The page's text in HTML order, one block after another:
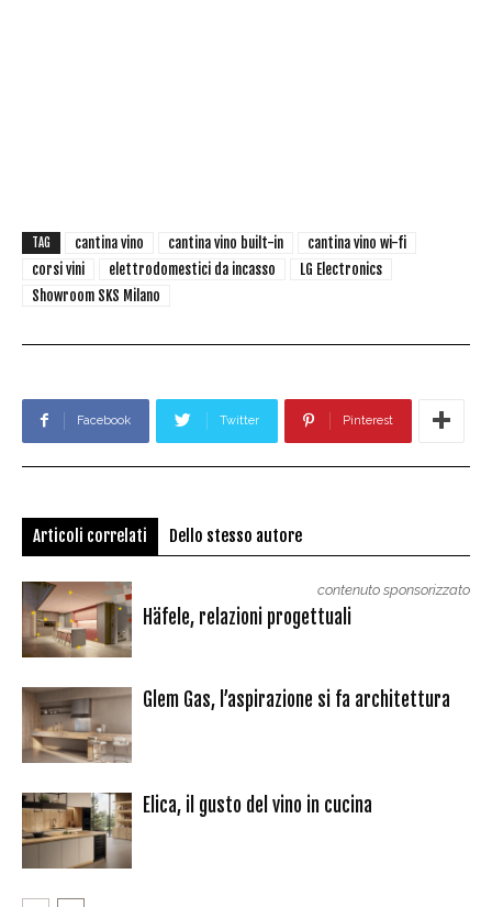
TAG cantina vino cantina vino built-in
cantina vino wi-fi
corsi vini
elettrodomestici da incasso
LG Electronics
Showroom SKS Milano
Facebook Twitter Pinterest
Articoli correlati Dello stesso autore
contenuto sponsorizzato
Häfele, relazioni progettuali
Glem Gas, l’aspirazione si fa architettura
Elica, il gusto del vino in cucina